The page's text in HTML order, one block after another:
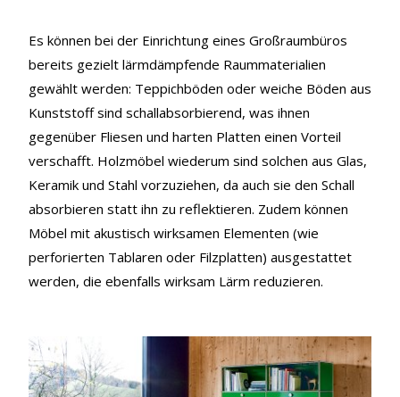
Es können bei der Einrichtung eines Großraumbüros
bereits gezielt lärmdämpfende Raummaterialien
gewählt werden: Teppichböden oder weiche Böden aus
Kunststoff sind schallabsorbierend, was ihnen
gegenüber Fliesen und harten Platten einen Vorteil
verschafft. Holzmöbel wiederum sind solchen aus Glas,
Keramik und Stahl vorzuziehen, da auch sie den Schall
absorbieren statt ihn zu reflektieren. Zudem können
Möbel mit akustisch wirksamen Elementen (wie
perforierten Tablaren oder Filzplatten) ausgestattet
werden, die ebenfalls wirksam Lärm reduzieren.